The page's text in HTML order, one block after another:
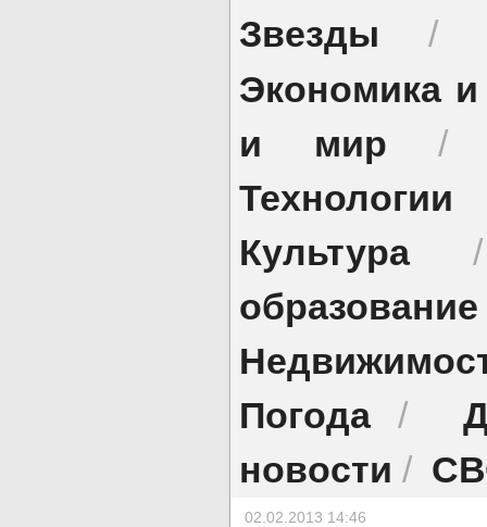
Звезды /
Экономика
и мир
Технологии
Культура
образование
Погода/
новости /
02.02.2013 14:46